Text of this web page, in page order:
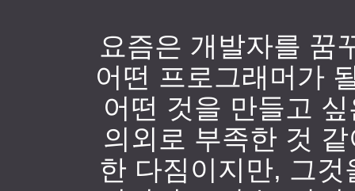
요즘은 개발자를 꿈
어떤 프로그래머가
어떤 것을 만들고
의외로 부족한 것
한 다짐이지만, 그